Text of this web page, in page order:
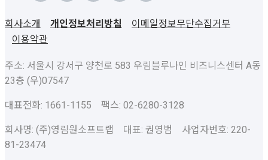
회사소개 개인정보처리방침
이메일정보무단수집거부
이용약관
주소: 서울시 강서구 양천로 583 우림블루나인 비즈니스센터 A동
23층 (우)07547
대표전화: 1661-1155 팩스: 02-6280-3128
회사명: (주)영림원소프트랩 대표: 권영범 사업자번호: 220-
81-23474